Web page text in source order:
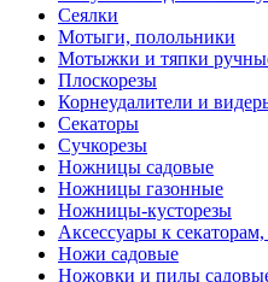
Сеялки
Мотыги, полольники
Мотыжки и тяпки
Плоскорезы
Корнеудалители и
Секаторы
Сучкорезы
Ножницы садовые
Ножницы газонные
Ножницы-кусторезы
Аксессуары к секаторам,
Ножи садовые
Ножовки и пилы